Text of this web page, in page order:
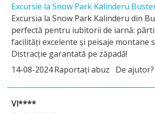
Excursie la Snow Park Kalinderu
Excursia la Snow Park Kalinderu din
perfectă pentru iubitorii de iarnă:
facilități excelente și peisaje montane
Distracție garantată pe zăpadă!
14-08-2024Raportați abuz De ajutor?
Vl****